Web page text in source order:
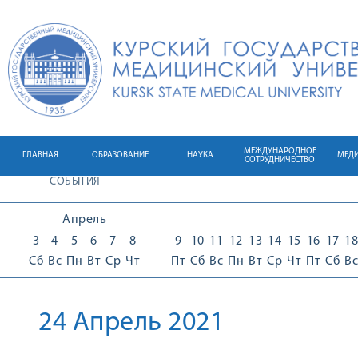
ГЛАВНАЯ ОБРАЗОВАНИЕ НАУКА
МЕЖДУНАРОДНОЕ
СОТРУДНИЧЕСТВО
СОБЫТИЯ
Апрель
3
Сб
4
Вс
5
Пн
6
Вт
7
Ср
8
Чт
9
Пт
10
Сб
11
Вс
12
Пн
13
Вт
14
Ср
15
Чт
16
Пт
17
Сб
18
Вс
24 Апрель 2021